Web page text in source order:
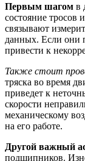
Первым шагом в
состояние тросов
связывают
данных. Если они
привести к
Также стоит
тряска во время
приведет к
скорости
механическому
на его работе.
Другой важный
подшипников.